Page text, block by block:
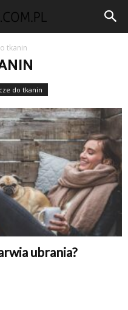
tkanin
do tkanin
ubrania?